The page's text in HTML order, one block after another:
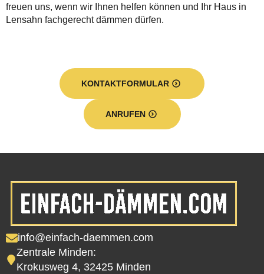
freuen uns, wenn wir Ihnen helfen können und Ihr Haus in
Lensahn fachgerecht dämmen dürfen.
KONTAKTFORMULAR
ANRUFEN
info@einfach-daemmen.com
Zentrale Minden:
Krokusweg 4, 32425 Minden